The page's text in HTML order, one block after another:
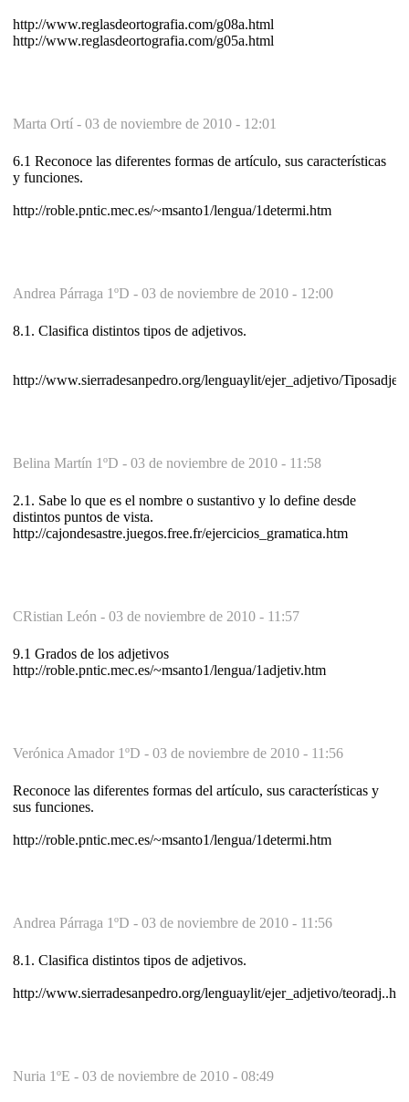
http://www.reglasdeortografia.com/g08a.html
http://www.reglasdeortografia.com/g05a.html
Marta Ortí - 03 de noviembre de 2010 - 12:01
6.1 Reconoce las diferentes formas de artículo, sus características
y funciones.
http://roble.pntic.mec.es/~msanto1/lengua/1determi.htm
Andrea Párraga 1ºD - 03 de noviembre de 2010 - 12:00
8.1. Clasifica distintos tipos de adjetivos.
http://www.sierradesanpedro.org/lenguaylit/ejer_adjetivo/
Belina Martín 1ºD - 03 de noviembre de 2010 - 11:58
2.1. Sabe lo que es el nombre o sustantivo y lo define desde
distintos puntos de vista.
http://cajondesastre.juegos.free.fr/ejercicios_gramatica.htm
CRistian León - 03 de noviembre de 2010 - 11:57
9.1 Grados de los adjetivos
http://roble.pntic.mec.es/~msanto1/lengua/1adjetiv.htm
Verónica Amador 1ºD - 03 de noviembre de 2010 - 11:56
Reconoce las diferentes formas del artículo, sus características y
sus funciones.
http://roble.pntic.mec.es/~msanto1/lengua/1determi.htm
Andrea Párraga 1ºD - 03 de noviembre de 2010 - 11:56
8.1. Clasifica distintos tipos de adjetivos.
http://www.sierradesanpedro.org/lenguaylit/ejer_adjetivo/
Nuria 1ºE - 03 de noviembre de 2010 - 08:49